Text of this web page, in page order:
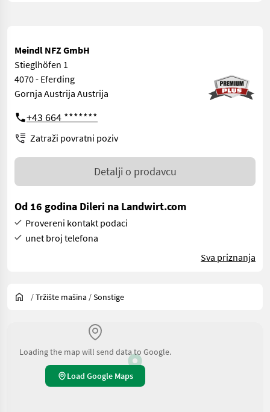
Meindl NFZ GmbH
Stieglhöfen 1
4070 - Eferding
Gornja Austrija Austrija
+43 664 *******
Zatraži povratni poziv
Detalji o prodavcu
Od 16 godina Dileri na Landwirt.com
Provereni kontakt podaci
unet broj telefona
Sva priznanja
/Tržište mašina /Sonstige
Loading the map will send data to Google.
Load Google Maps